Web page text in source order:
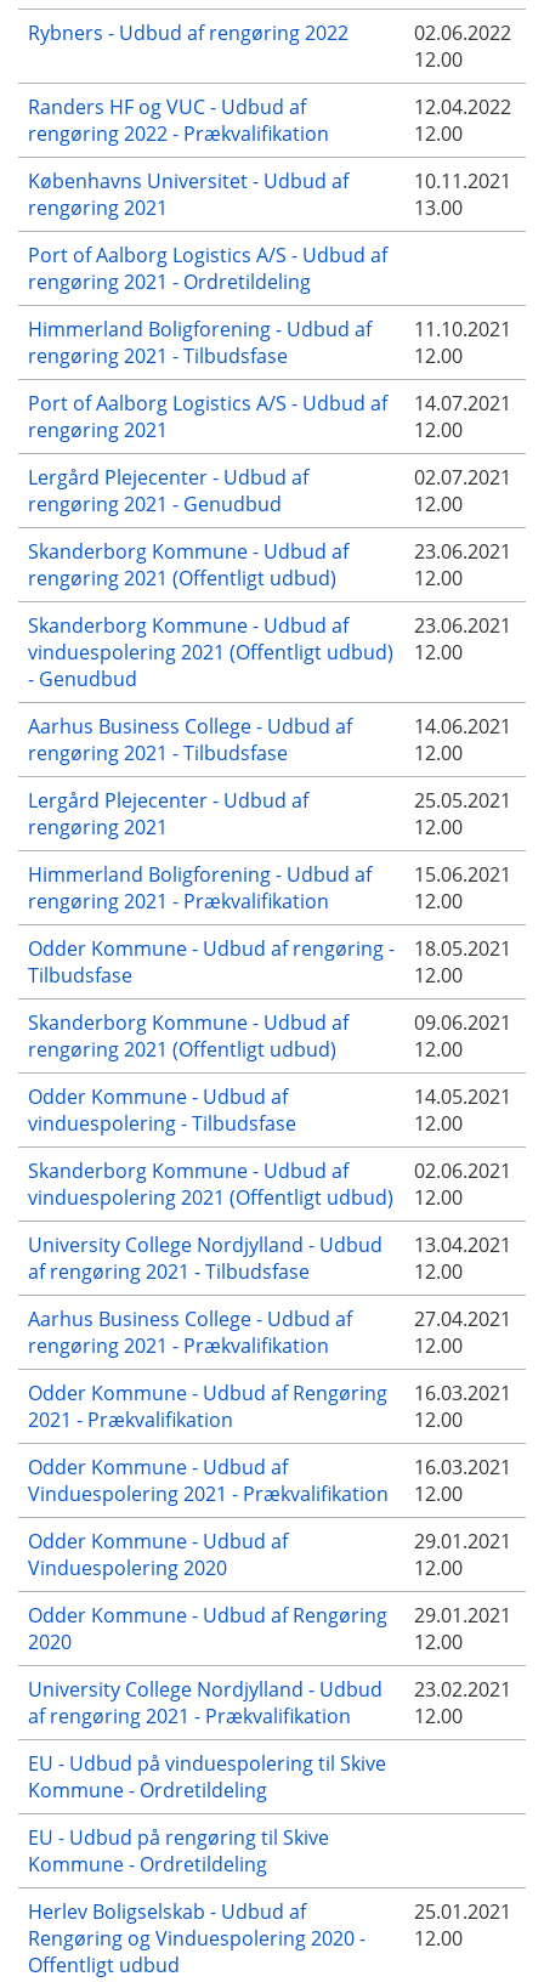
Rybners - Udbud af rengøring 2022
02.06.2022
12.00
Randers HF og VUC - Udbud af
rengøring 2022 - Prækvalifikation
12.04.2022
12.00
Københavns Universitet - Udbud af
rengøring 2021
10.11.2021
13.00
Port of Aalborg Logistics A/S - Udbud af
rengøring 2021 - Ordretildeling
Himmerland Boligforening - Udbud af
rengøring 2021 - Tilbudsfase
11.10.2021
12.00
Port of Aalborg Logistics A/S - Udbud af
rengøring 2021
14.07.2021
12.00
Lergård Plejecenter - Udbud af
rengøring 2021 - Genudbud
02.07.2021
12.00
Skanderborg Kommune - Udbud af
rengøring 2021 (Offentligt udbud)
23.06.2021
12.00
Skanderborg Kommune - Udbud af
vinduespolering 2021 (Offentligt udbud)
- Genudbud
23.06.2021
12.00
Aarhus Business College - Udbud af
rengøring 2021 - Tilbudsfase
14.06.2021
12.00
Lergård Plejecenter - Udbud af
rengøring 2021
25.05.2021
12.00
Himmerland Boligforening - Udbud af
rengøring 2021 - Prækvalifikation
15.06.2021
12.00
Odder Kommune - Udbud af rengøring -
Tilbudsfase
18.05.2021
12.00
Skanderborg Kommune - Udbud af
rengøring 2021 (Offentligt udbud)
09.06.2021
12.00
Odder Kommune - Udbud af
vinduespolering - Tilbudsfase
14.05.2021
12.00
Skanderborg Kommune - Udbud af
vinduespolering 2021 (Offentligt udbud)
02.06.2021
12.00
University College Nordjylland - Udbud
af rengøring 2021 - Tilbudsfase
13.04.2021
12.00
Aarhus Business College - Udbud af
rengøring 2021 - Prækvalifikation
27.04.2021
12.00
Odder Kommune - Udbud af Rengøring
2021 - Prækvalifikation
16.03.2021
12.00
Odder Kommune - Udbud af
Vinduespolering 2021 - Prækvalifikation
16.03.2021
12.00
Odder Kommune - Udbud af
Vinduespolering 2020
29.01.2021
12.00
Odder Kommune - Udbud af Rengøring
2020
29.01.2021
12.00
University College Nordjylland - Udbud
af rengøring 2021 - Prækvalifikation
23.02.2021
12.00
EU - Udbud på vinduespolering til Skive
Kommune - Ordretildeling
EU - Udbud på rengøring til Skive
Kommune - Ordretildeling
Herlev Boligselskab - Udbud af
Rengøring og Vinduespolering 2020 -
Offentligt udbud
25.01.2021
12.00